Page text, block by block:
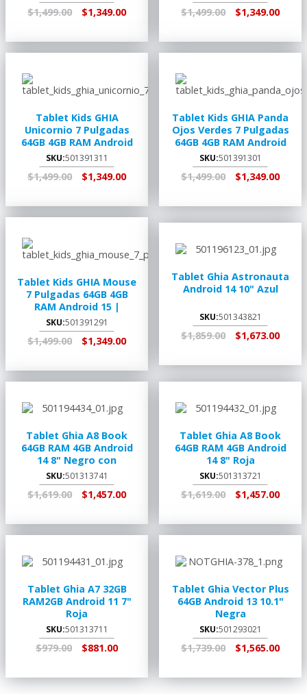
$1,499.00 $1,349.00
AGREGAR AL
RECOGER EN
$1,499.00 $1,349.00
AGREGAR AL
RECOGER EN
Tablet Kids GHIA
Unicornio 7 Pulgadas
64GB 4GB RAM Android
15 | GK333U25
SKU:501391311
$1,499.00 $1,349.00
AGREGAR AL
RECOGER EN
Tablet Kids GHIA Panda
Ojos Verdes 7 Pulgadas
64GB 4GB RAM Android
15 | GP333V25
SKU:501391301
$1,499.00 $1,349.00
Tablet Kids GHIA Mouse
7 Pulgadas 64GB 4GB
RAM Android 15 |
GK333M25
SKU:501391291
$1,499.00 $1,349.00
AGREGAR AL
RECOGER EN
Tablet Ghia Astronauta
Android 14 10" Azul
SKU:501343821
$1,859.00 $1,673.00
Tablet Ghia A8 Book
64GB RAM 4GB Android
14 8" Negro con
Turquesa
SKU:501313741
$1,619.00 $1,457.00
AGREGAR AL
RECOGER EN
Tablet Ghia A8 Book
64GB RAM 4GB Android
14 8" Roja
SKU:501313721
$1,619.00 $1,457.00
AGREGAR AL
RECOGER EN
Tablet Ghia A7 32GB
RAM2GB Android 11 7"
Roja
SKU:501313711
$979.00 $881.00
Tablet Ghia Vector Plus
64GB Android 13 10.1"
Negra
SKU:501293021
$1,739.00 $1,565.00